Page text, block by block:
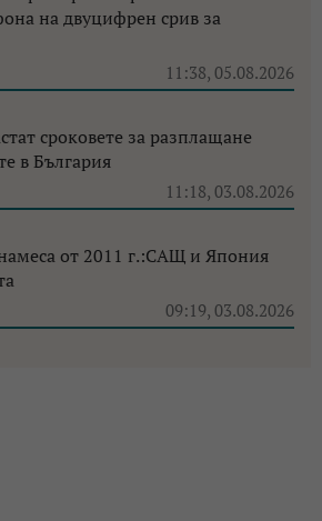
на двуцифрен срив за
11:38, 05.08.2026
сроковете за разплащане
в България
11:18, 03.08.2026
от 2011 г.:САЩ и Япония
09:19, 03.08.2026